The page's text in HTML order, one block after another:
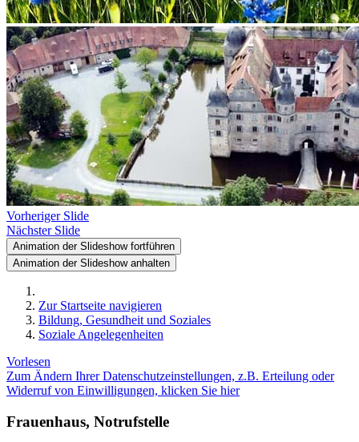
Vorheriger Slide
Nächster Slide
Animation der Slideshow fortführen
Animation der Slideshow anhalten
Zur Startseite navigieren
Bildung, Gesundheit und Soziales
Soziale Angelegenheiten
Vorlesen
Zum Ändern Ihrer Datenschutzeinstellungen, z.B. Erteilung oder
Widerruf von Einwilligungen, klicken Sie hier
Frauenhaus, Notrufstelle